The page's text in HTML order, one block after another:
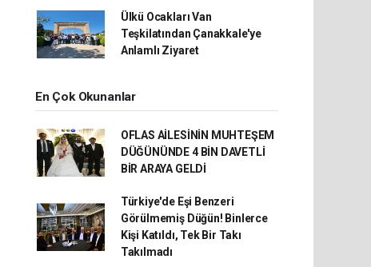
Ülkü Ocakları Van
Teşkilatından Çanakkale'ye
Anlamlı Ziyaret
En Çok Okunanlar
OFLAS AİLESİNİN MUHTEŞEM
DÜĞÜNÜNDE 4 BİN DAVETLİ
BİR ARAYA GELDİ
Türkiye'de Eşi Benzeri
Görülmemiş Düğün! Binlerce
Kişi Katıldı, Tek Bir Takı
Takılmadı